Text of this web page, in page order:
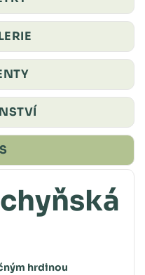
hrdinou